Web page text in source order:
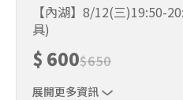
制。歡迎邀請親友一同報名參
人數未達開班門檻，或因天候
情況安排延期或併班處理。 ⚠️
無法上課，僅提供課程延期選
與課程異動規則】。報名後視
【內湖】8/12(三)19:50-
具)
$ 600$650
展開更多資訊